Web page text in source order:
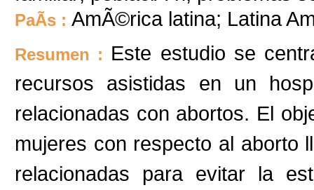
PaÃ­s : AmÃ©rica latina; Latina
Resumen : Este estudio se
recursos asistidas en un
relacionadas con abortos. El
mujeres con respecto al aborto
relacionadas para evitar la